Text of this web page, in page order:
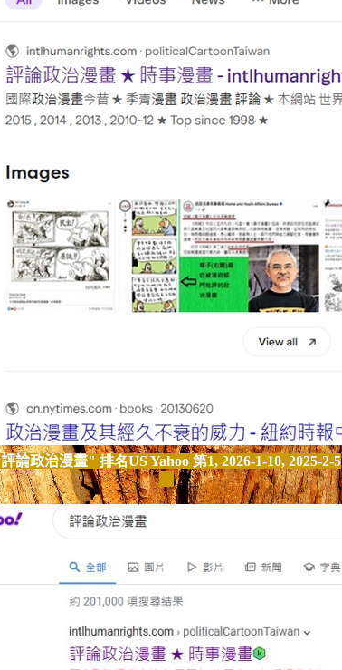
評論政治漫畫" 排名US Yahoo 第1, 2026-1-10, 2025-2-5